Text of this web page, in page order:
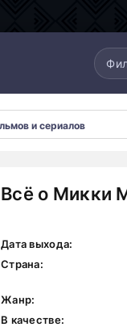
Всё о Микки
Дата выхода:
Страна:
Жанр:
В качестве: